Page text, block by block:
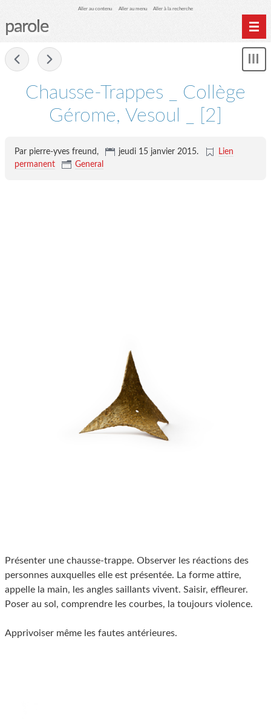
Aller au contenu Aller au menu Aller à la recherche
parole
Chausse-Trappes _ Collège
Gérome, Vesoul _ [2]
Par pierre-yves freund, jeudi 15 janvier 2015.
Lien
permanent
General
Présenter une chausse-trappe. Observer les réactions des
personnes auxquelles elle est présentée. La forme attire,
appelle la main, les angles saillants vivent. Saisir, effleurer.
Poser au sol, comprendre les courbes, la toujours violence.
Apprivoiser même les fautes antérieures.